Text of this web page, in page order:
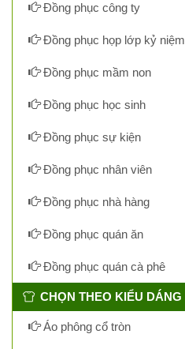
Đồng phục công ty
Đồng phục họp lớp kỷ niệm
Đồng phục mầm non
Đồng phục học sinh
Đồng phục sự kiện
Đồng phục nhân viên
Đồng phục nhà hàng
Đồng phục quán ăn
Đồng phục quán cà phê
CHỌN THEO KIỂU DÁNG
Áo phông cổ tròn